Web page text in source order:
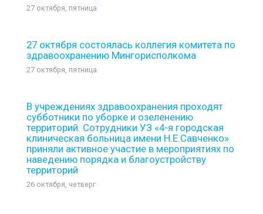
27 октября, пятница
27 октября состоялась коллегия комитета по
здравоохранению Мингорисполкома
27 октября, пятница
В учреждениях здравоохранения проходят
субботники по уборке и озеленению
территорий. Сотрудники УЗ «4-я городская
клиническая больница имени Н.Е.Савченко»
приняли активное участие в мероприятиях по
наведению порядка и благоустройству
территорий
26 октября, четверг